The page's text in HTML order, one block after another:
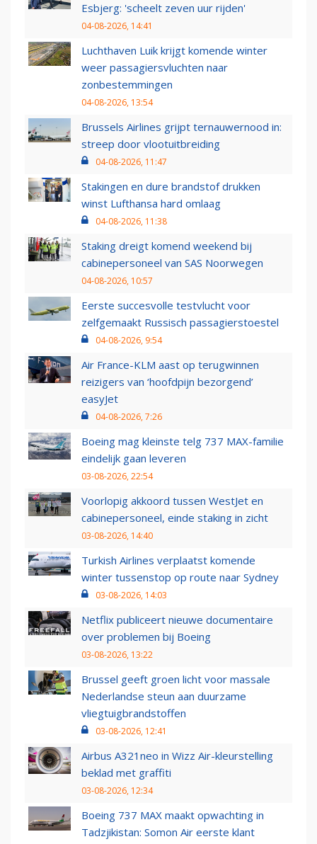
Esbjerg: 'scheelt zeven uur rijden'
04-08-2026, 14:41
Luchthaven Luik krijgt komende winter
weer passagiersvluchten naar
zonbestemmingen
04-08-2026, 13:54
Brussels Airlines grijpt ternauwernood in:
streep door vlootuitbreiding
04-08-2026, 11:47
Stakingen en dure brandstof drukken
winst Lufthansa hard omlaag
04-08-2026, 11:38
Staking dreigt komend weekend bij
cabinepersoneel van SAS Noorwegen
04-08-2026, 10:57
Eerste succesvolle testvlucht voor
zelfgemaakt Russisch passagierstoestel
04-08-2026, 9:54
Air France-KLM aast op terugwinnen
reizigers van ‘hoofdpijn bezorgend’
easyJet
04-08-2026, 7:26
Boeing mag kleinste telg 737 MAX-familie
eindelijk gaan leveren
03-08-2026, 22:54
Voorlopig akkoord tussen WestJet en
cabinepersoneel, einde staking in zicht
03-08-2026, 14:40
Turkish Airlines verplaatst komende
winter tussenstop op route naar Sydney
03-08-2026, 14:03
Netflix publiceert nieuwe documentaire
over problemen bij Boeing
03-08-2026, 13:22
Brussel geeft groen licht voor massale
Nederlandse steun aan duurzame
vliegtuigbrandstoffen
03-08-2026, 12:41
Airbus A321neo in Wizz Air-kleurstelling
beklad met graffiti
03-08-2026, 12:34
Boeing 737 MAX maakt opwachting in
Tadzjikistan: Somon Air eerste klant